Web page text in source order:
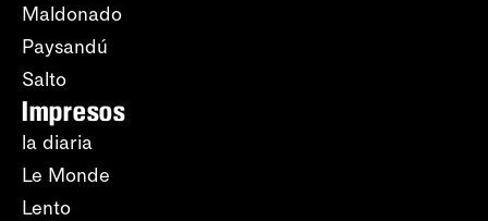
Maldonado
Paysandú
Salto
Impresos
la diaria
Le Monde
Lento